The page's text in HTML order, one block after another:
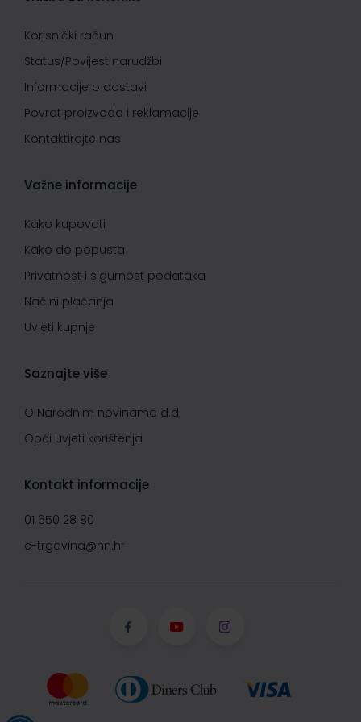
Korisnički račun
Status/Povijest narudžbi
Informacije o dostavi
Povrat proizvoda i reklamacije
Kontaktirajte nas
Važne informacije
Kako kupovati
Kako do popusta
Privatnost i sigurnost podataka
Načini plaćanja
Uvjeti kupnje
Saznajte više
O Narodnim novinama d.d.
Opći uvjeti korištenja
Kontakt informacije
01 650 28 80
e-trgovina@nn.hr